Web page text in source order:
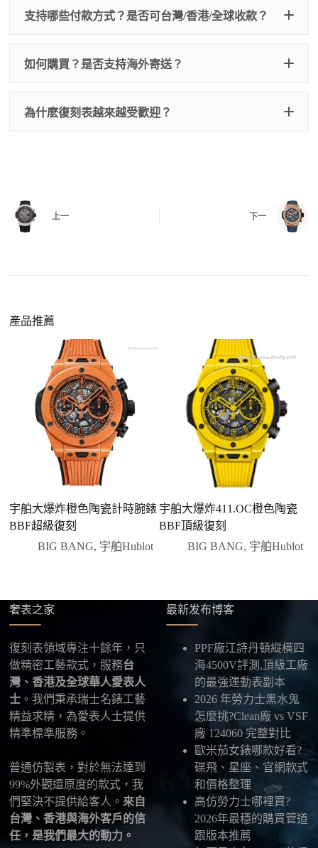
度、錶帶等部位是否完好無瑕、貼合緊密。
是否有異音，再根據款式進行上弦與功能測試。
給您確認，確定沒有問題後才會安排出貨。
我們默認會提供普通盒子，如果需要原裝盒子可
以找我們搭配，選擇原裝盒子附屬配件：原裝盒
如是鋼帶手錶會贈送拆錶帶工具。
注：部分原裝盒子需要加錢購買，價格也不貴。
支持哪些付款方式？是否可台灣/香港/全球收款？
交易方式
如何購買？是否支持海外寄送？
請先透過網站上的聯繫方式與我們取得聯繫，將您感
們會先幫您確認版本與實際價格。
二、確認款式與價格
客服會與您確認品牌、尺寸、顏色、配件等細節，如
有現貨會直接幫您預留；若需要排單，我們也會事先
說明大約出貨時間。
三、安排付款方式
您可以選擇先付少量訂金預留貨品，餘款在出貨
前或收到實拍照片後再支付；也可以一次性全額
付款，我們會在原有價格基礎上盡量幫您爭取更
優惠的方案。部分地區可協助安排較安全的到付
方式，具體以當下說明為準。
發給我們，我們會為您選擇合適的物流公司，全程提
供最新物流資訊與查件連結。
五、海外寄送說明
本店支援寄送至香港、澳門、台灣、欧美以及其他海
外地區，運費會依照目的地與物流方案另行報價，客
服在出貨前會跟您確認清楚。
最後：喜歡就別拖太久，有些熱門款現貨數量有
限，早一步確認，就能早一點戴上喜歡的腕錶。
為什麽復刻表越來越受歡迎？
：以原裝價格的十分之一即可享受相
同外觀與佩戴質感。
合日常通勤與旅行佩戴。
上一 下一
產品推薦
宇舶大爆炸橙色陶瓷計時腕錶
BBF超級復刻
BIG BANG, 宇舶Hublot
宇舶大爆炸411.OC橙色陶瓷
BBF頂級復刻
BIG BANG, 宇舶Hublot
奢表之家
復刻表領域專注十餘年，只
做精密工藝款式，服務台
灣、香港及全球華人愛表人
士 。我們秉承瑞士名錶工藝
精益求精，為愛表人士提供
精準標準服務。
普通仿製表，對於無法達到
99%外觀還原度的款式，我
們堅決不提供給客人。 來自
台灣、香港與海外客戶的信
任，是我們最大的動力。
最新发布博客
PPF廠江詩丹頓縱橫四
海4500V評測,頂級工廠
的最強運動表副本
2026 年勞力士黑水鬼
怎麼挑?Clean廠 vs VSF
廠 124060 完整對比
歐米茄女錶哪款好看?
碟飛、星座、官網款式
和價格整理
高仿勞力士哪裡買?
2026年最穩的購買管道
跟版本推薦